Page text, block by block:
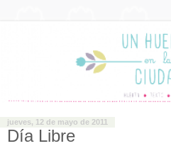
jueves, 12 de mayo de 2011
Día Libre